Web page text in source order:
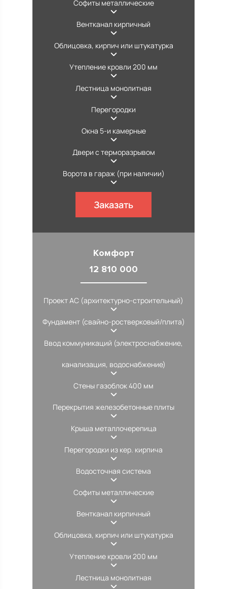
Софиты металлические
Вентканал кирпичный
Облицовка, кирпич или штукатурка
Утепление кровли 200 мм
Лестница монолитная
Перегородки
Окна 5-и камерные
Двери с терморазрывом
Ворота в гараж (при наличии)
Заказать
Комфорт
12 810 000
Проект АС (архитектурно-строительный)
Фундамент (свайно-ростверковый/плита)
Ввод коммуникаций (электроснабжение,
канализация, водоснабжение)
Стены газоблок 400 мм
Перекрытия железобетонные плиты
Крыша металлочерепица
Перегородки из кер. кирпича
Водосточная система
Софиты металлические
Вентканал кирпичный
Облицовка, кирпич или штукатурка
Утепление кровли 200 мм
Лестница монолитная